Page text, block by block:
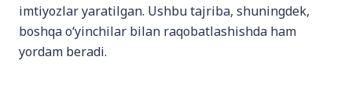
imtiyozlar yaratilgan. Ushbu tajriba, shuningdek,
boshqa o‘yinchilar bilan raqobatlashishda ham
yordam beradi.